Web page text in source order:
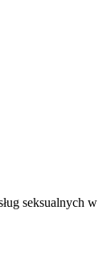
seksualnych w